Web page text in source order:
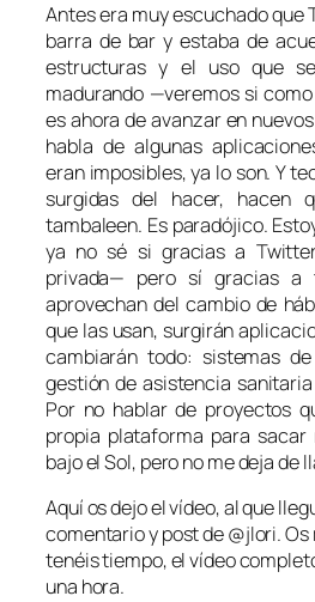
Antes era muy escuchado que
barra de bar y estaba de
estructuras y el uso que
madurando —veremos si
es ahora de avanzar en
habla de algunas
eran imposibles, ya lo son. Y
surgidas del hacer, hacen
tambaleen. Es paradójico.
ya no sé si gracias a
privada— pero sí gracias a
aprovechan del cambio de
que las usan, surgirán
cambiarán todo: sistemas
gestión de asistencia
Por no hablar de proyectos
propia plataforma para sacar
bajo el Sol, pero no me deja de
Aquí os dejo el vídeo, al que
comentario y post de @jlori.
tenéis tiempo, el vídeo
una hora.